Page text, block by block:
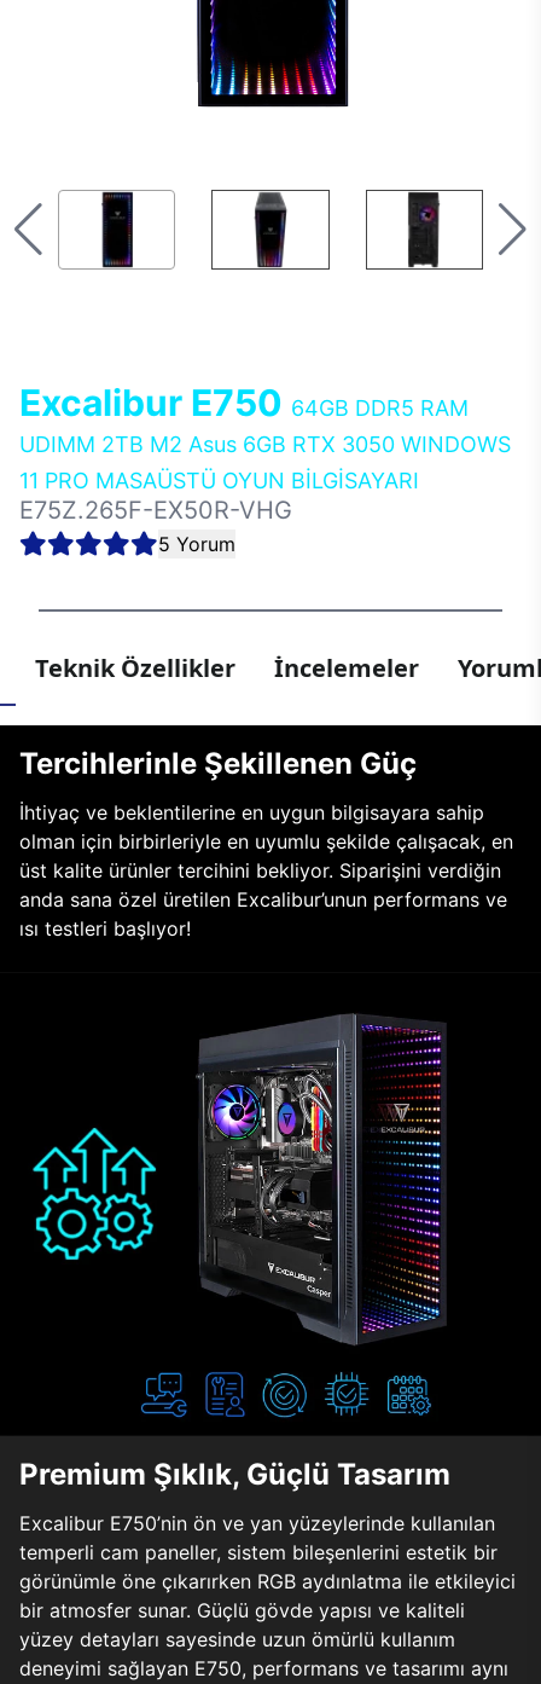
Excalibur E750 64GB DDR5 RAM
UDIMM 2TB M2 Asus 6GB RTX 3050 WINDOWS
11 PRO MASAÜSTÜ OYUN BİLGİSAYARI
E75Z.265F-EX50R-VHG
5 Yorum
Teknik Özellikler İncelemeler
Tercihlerinle Şekillenen Güç
İhtiyaç ve beklentilerine en uygun bilgisayara sahip
olman için birbirleriyle en uyumlu şekilde çalışacak, en
üst kalite ürünler tercihini bekliyor. Siparişini verdiğin
anda sana özel üretilen Excalibur’unun performans ve
ısı testleri başlıyor!
Premium Şıklık, Güçlü Tasarım
Excalibur E750’nin ön ve yan yüzeylerinde kullanılan
temperli cam paneller, sistem bileşenlerini estetik bir
görünümle öne çıkarırken RGB aydınlatma ile etkileyici
bir atmosfer sunar. Güçlü gövde yapısı ve kaliteli
yüzey detayları sayesinde uzun ömürlü kullanım
deneyimi sağlayan E750, performans ve tasarımı aynı